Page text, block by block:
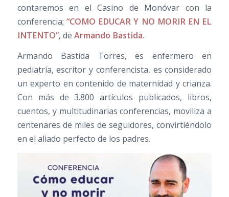
contaremos en el Casino de Monóvar con la
conferencia; “COMO EDUCAR Y NO MORIR EN EL
INTENTO”, de Armando Bastida.
Armando Bastida Torres, es enfermero en
pediatría, escritor y conferencista, es considerado
un experto en contenido de maternidad y crianza.
Con más de 3.800 artículos publicados, libros,
cuentos, y multitudinarias conferencias, moviliza a
centenares de miles de seguidores, convirtiéndolo
en el aliado perfecto de los padres.